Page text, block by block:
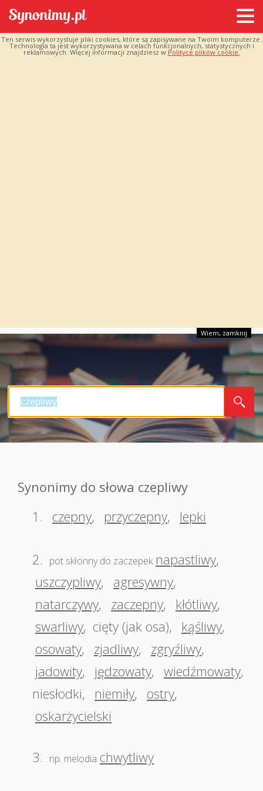
Ten serwis wykorzystuje pliki cookies, które są zapisywane na Twoim komputerze.
Technologia ta jest wykorzystywana w celach funkcjonalnych, statystycznych i
reklamowych. Więcej informacji znajdziesz w Polityce plików cookie.
Wiem, zamknij
Synonimy do słowa czepliwy
1.
czepny, przyczepny, lepki
2. pot skłonny do zaczepek napastliwy,
uszczypliwy, agresywny,
natarczywy, zaczepny, kłótliwy,
swarliwy, cięty (jak osa), kąśliwy,
osowaty, zjadliwy, zgryźliwy,
jadowity, jędzowaty, wiedźmowaty,
niesłodki, niemiły, ostry,
oskarżycielski
3. np. melodia chwytliwy